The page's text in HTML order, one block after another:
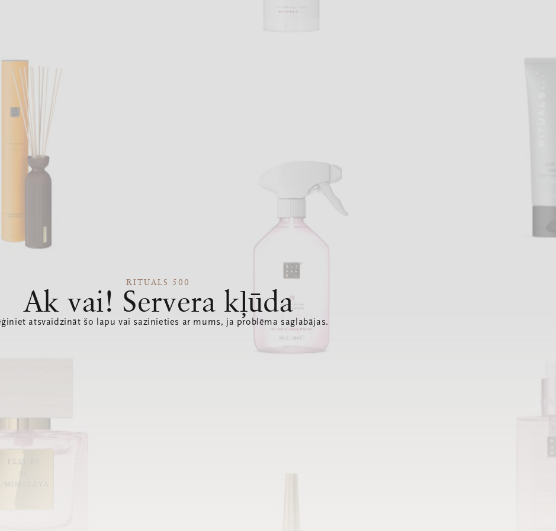
RITUALS 500
Ak vai! Servera kļūda
atsvaidzināt šo lapu vai sazinieties ar mums, ja problēma saglabājas.